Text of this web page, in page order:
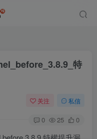
特
关注 私信
0 25 0